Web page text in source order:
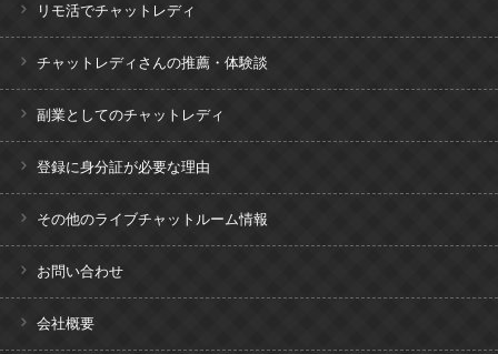
リモ活でチャットレディ
チャットレディさんの推薦・体験談
副業としてのチャットレディ
登録に身分証が必要な理由
その他のライブチャットルーム情報
お問い合わせ
会社概要